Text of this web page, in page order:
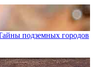
подземных городов